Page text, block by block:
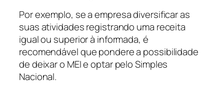
Por exemplo, se a empresa diversificar as
suas atividades registrando uma receita
igual ou superior à informada, é
recomendável que pondere a possibilidade
de deixar o MEI e optar pelo Simples
Nacional.